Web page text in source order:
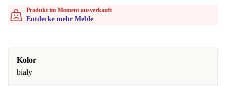
Produkt im Moment ausverkauft
Entdecke mehr Meble
Kolor
biały